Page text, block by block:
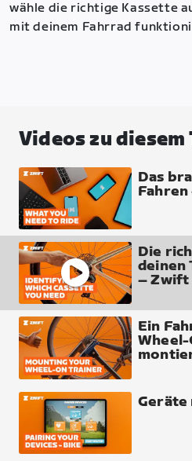
wähle die richtige Kassette
mit deinem Fahrrad
Videos zu diesem
Das
Die
deinen
– Zwift
Ein